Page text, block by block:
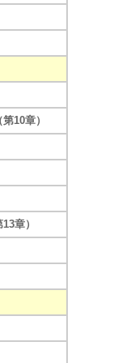
10章）
章）